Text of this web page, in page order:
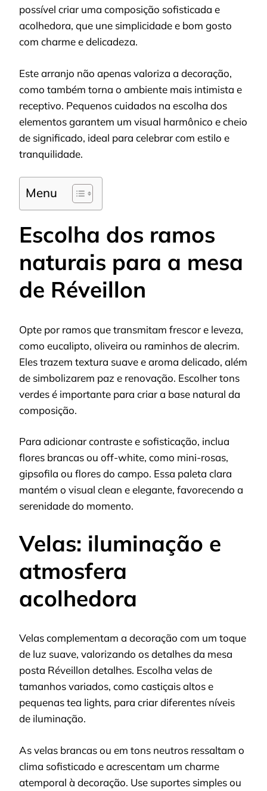
possível criar uma composição sofisticada e
acolhedora, que une simplicidade e bom gosto
com charme e delicadeza.
Este arranjo não apenas valoriza a decoração,
como também torna o ambiente mais intimista e
receptivo. Pequenos cuidados na escolha dos
elementos garantem um visual harmônico e cheio
de significado, ideal para celebrar com estilo e
tranquilidade.
Menu
Escolha dos ramos
naturais para a mesa
de Réveillon
Opte por ramos que transmitam frescor e leveza,
como eucalipto, oliveira ou raminhos de alecrim.
Eles trazem textura suave e aroma delicado, além
de simbolizarem paz e renovação. Escolher tons
verdes é importante para criar a base natural da
composição.
Para adicionar contraste e sofisticação, inclua
flores brancas ou off-white, como mini-rosas,
gipsofila ou flores do campo. Essa paleta clara
mantém o visual clean e elegante, favorecendo a
serenidade do momento.
Velas: iluminação e
atmosfera
acolhedora
Velas complementam a decoração com um toque
de luz suave, valorizando os detalhes da mesa
posta Réveillon detalhes. Escolha velas de
tamanhos variados, como castiçais altos e
pequenas tea lights, para criar diferentes níveis
de iluminação.
As velas brancas ou em tons neutros ressaltam o
clima sofisticado e acrescentam um charme
atemporal à decoração. Use suportes simples ou